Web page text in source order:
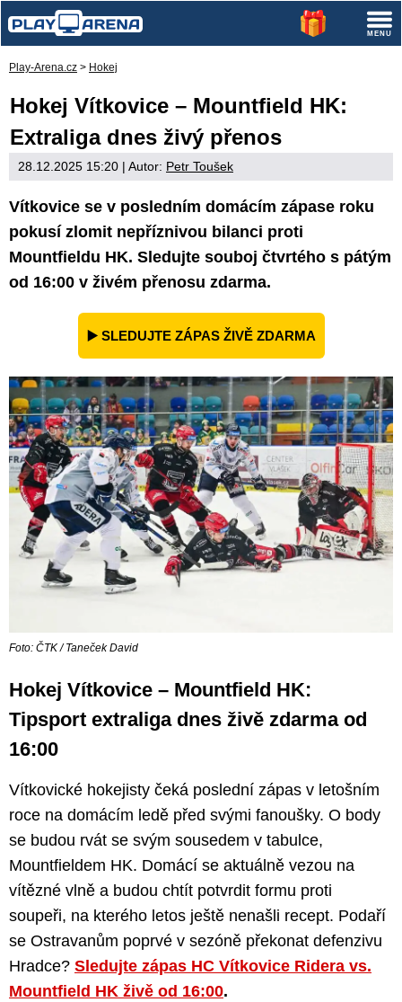
Play-Arena.cz > Hokej
Hokej Vítkovice – Mountfield HK:
Extraliga dnes živý přenos
28.12.2025 15:20 | Autor: Petr Toušek
Vítkovice se v posledním domácím zápase roku
pokusí zlomit nepříznivou bilanci proti
Mountfieldu HK. Sledujte souboj čtvrtého s pátým
od 16:00 v živém přenosu zdarma.
▶️ SLEDUJTE ZÁPAS ŽIVĚ ZDARMA
Foto: ČTK / Taneček David
Hokej Vítkovice – Mountfield HK:
Tipsport extraliga dnes živě zdarma od
16:00
Vítkovické hokejisty čeká poslední zápas v letošním
roce na domácím ledě před svými fanoušky. O body
se budou rvát se svým sousedem v tabulce,
Mountfieldem HK. Domácí se aktuálně vezou na
vítězné vlně a budou chtít potvrdit formu proti
soupeři, na kterého letos ještě nenašli recept. Podaří
se Ostravanům poprvé v sezóně překonat defenzivu
Hradce? Sledujte zápas HC Vítkovice Ridera vs.
Mountfield HK živě od 16:00.